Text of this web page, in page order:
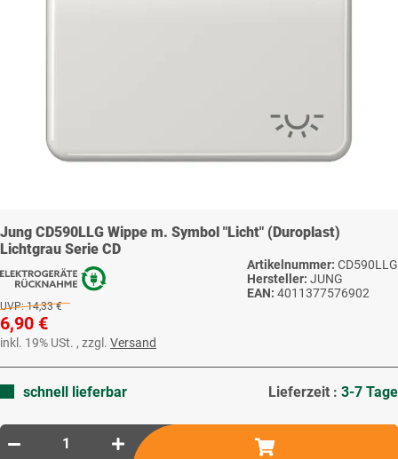
Jung CD590LLG Wippe m. Symbol "Licht" (Duroplast)
Lichtgrau Serie CD
Artikelnummer: CD590LLG
Hersteller: JUNG
EAN: 4011377576902
UVP: 14,33 €
6,90 €
inkl. 19% USt. , zzgl. Versand
schnell lieferbar Lieferzeit : 3-7 Tage